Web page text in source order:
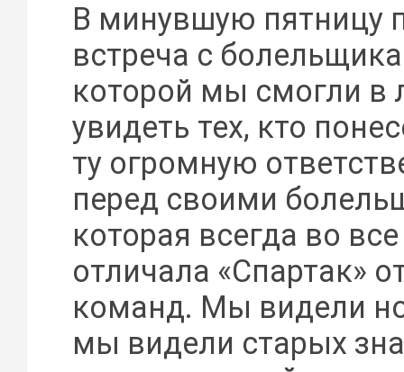
В минувшую пятницу
встреча с
которой мы смогли в
увидеть тех, кто
ту огромную
перед своими
которая всегда во
отличала «Спартак»
команд. Мы видели
мы видели старых